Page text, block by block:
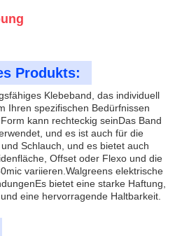
Produkts:
Klebeband, das individuell
Ihren spezifischen Bedürfnissen
kann rechteckig seinDas Band
und es ist auch für die
Schlauch, und es bietet auch
Offset oder Flexo und die
variieren.Walgreens elektrische
bietet eine starke Haftung,
eine hervorragende Haltbarkeit.